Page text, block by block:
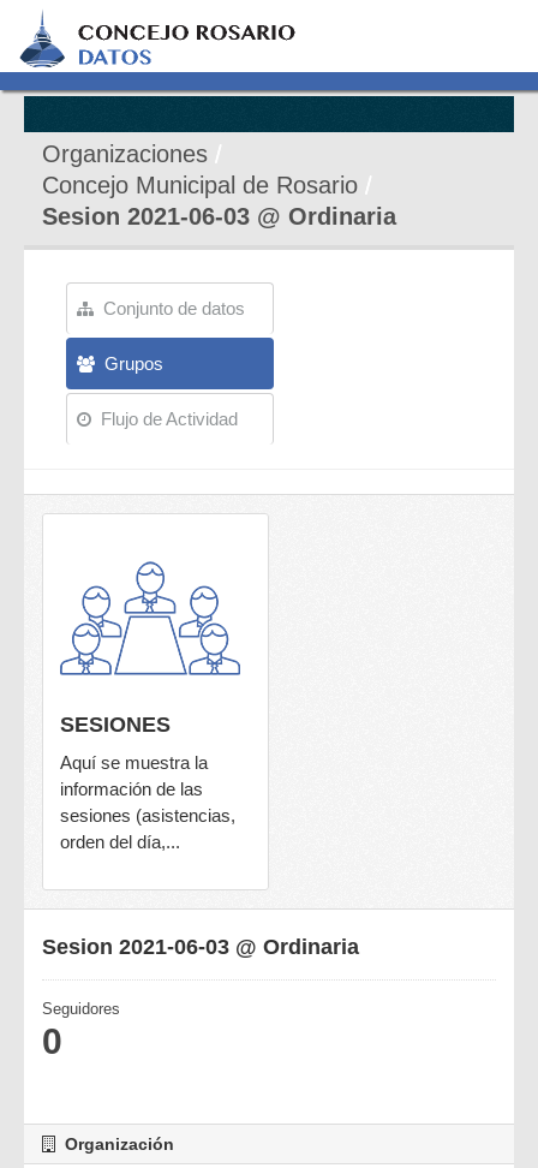
Organizaciones
Concejo Municipal de Rosario
Sesion 2021-06-03 @ Ordinaria
Conjunto de datos
Grupos
Flujo de Actividad
SESIONES
Aquí se muestra la
información de las
sesiones (asistencias,
orden del día,...
Sesion 2021-06-03 @ Ordinaria
Seguidores
0
Organización